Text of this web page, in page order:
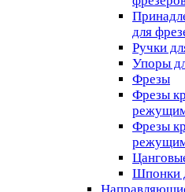
для
Ручки
Упоры
Фрезы
Фрезы
Фрезы
Шпонки